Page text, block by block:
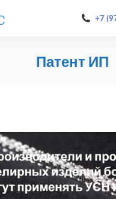
+7
Патент ИП